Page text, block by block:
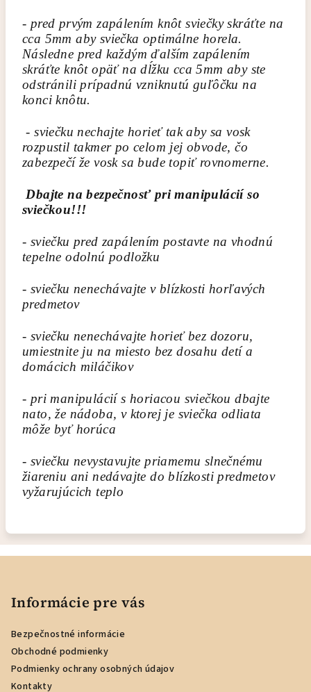
- pred prvým zapálením knôt sviečky skráťte na
cca 5mm aby sviečka optimálne horela.
Následne pred každým ďalším zapálením
skráťte knôt opäť na dĺžku cca 5mm aby ste
odstránili prípadnú vzniknutú guľôčku na
konci knôtu.
- sviečku nechajte horieť tak aby sa vosk
rozpustil takmer po celom jej obvode, čo
zabezpečí že vosk sa bude topiť rovnomerne.
Dbajte na bezpečnosť pri manipulácií so
sviečkou!!!
- sviečku pred zapálením postavte na vhodnú
tepelne odolnú podložku
- sviečku nenechávajte v blízkosti horľavých
predmetov
- sviečku nenechávajte horieť bez dozoru,
umiestnite ju na miesto bez dosahu detí a
domácich miláčikov
- pri manipulácií s horiacou sviečkou dbajte
nato, že nádoba, v ktorej je sviečka odliata
môže byť horúca
- sviečku nevystavujte priamemu slnečnému
žiareniu ani nedávajte do blízkosti predmetov
vyžarujúcich teplo
Informácie pre vás
Bezpečnostné informácie
Obchodné podmienky
Podmienky ochrany osobných údajov
Kontakty